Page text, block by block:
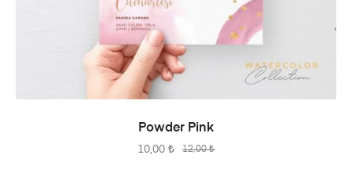
SEPETE EKLE
Powder Pink
12,00₺
10,00 ₺